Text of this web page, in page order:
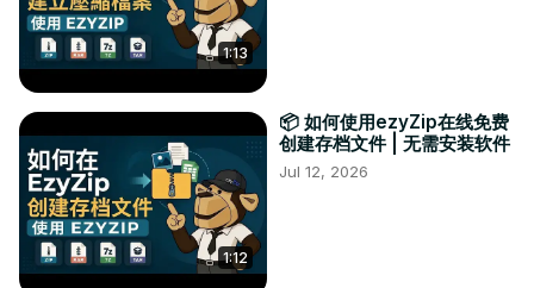
1:13
1:12
📦 如何使用ezyZip在线免费
创建存档文件 | 无需安装软件
Jul 12, 2026